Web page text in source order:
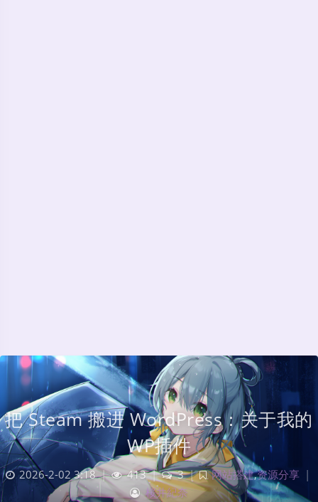
把 Steam 搬进 WordPress：关于我的
WP插件
2026-2-02 3:18 | 413 | 3 | 网站搭建,资源分享 |
桜井紀奈